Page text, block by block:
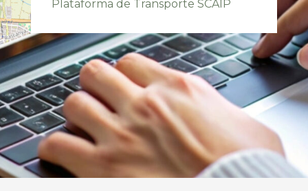
Plataforma de Transporte SCAIP